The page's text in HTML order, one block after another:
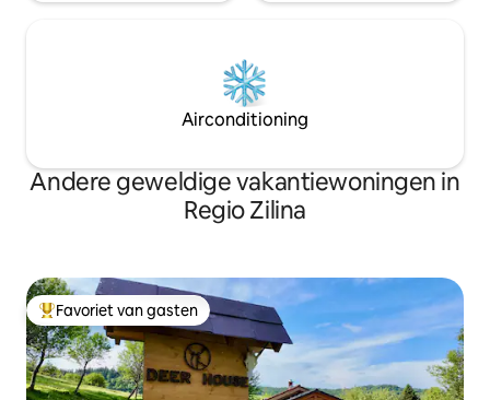
Airconditioning
Andere geweldige vakantiewoningen in
Regio Zilina
Topfavoriet van gasten
Favoriet van gasten